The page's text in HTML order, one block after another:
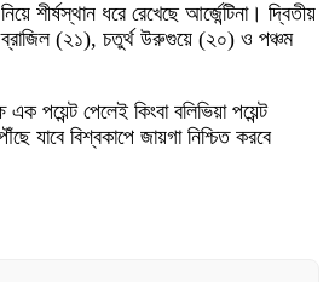
শীর্ষস্থান ধরে রেখেছে আর্জেন্টিনা। দ্বিতীয়
(২১), চতুর্থ উরুগুয়ে (২০) ও পঞ্চম
এক পয়েন্ট পেলেই কিংবা বলিভিয়া পয়েন্ট
যাবে বিশ্বকাপে জায়গা নিশ্চিত করবে